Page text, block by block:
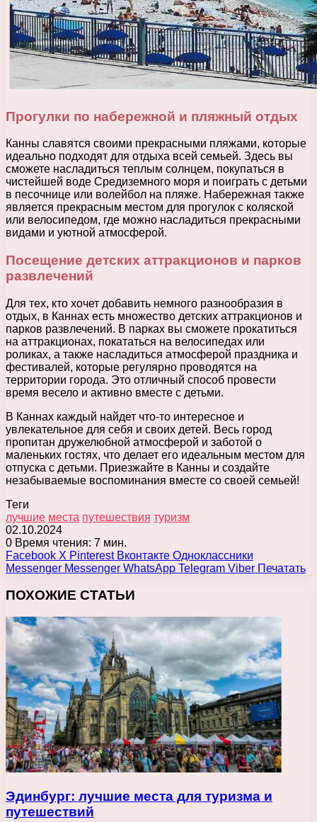
Прогулки по набережной и пляжный отдых
Канны славятся своими прекрасными пляжами, которые
идеально подходят для отдыха всей семьей. Здесь вы
сможете насладиться теплым солнцем, покупаться в
чистейшей воде Средиземного моря и поиграть с детьми
в песочнице или волейбол на пляже. Набережная также
является прекрасным местом для прогулок с коляской
или велосипедом, где можно насладиться прекрасными
видами и уютной атмосферой.
Посещение детских аттракционов и парков
развлечений
Для тех, кто хочет добавить немного разнообразия в
отдых, в Каннах есть множество детских аттракционов и
парков развлечений. В парках вы сможете прокатиться
на аттракционах, покататься на велосипедах или
роликах, а также насладиться атмосферой праздника и
фестивалей, которые регулярно проводятся на
территории города. Это отличный способ провести
время весело и активно вместе с детьми.
В Каннах каждый найдет что-то интересное и
увлекательное для себя и своих детей. Весь город
пропитан дружелюбной атмосферой и заботой о
маленьких гостях, что делает его идеальным местом для
отпуска с детьми. Приезжайте в Канны и создайте
незабываемые воспоминания вместе со своей семьей!
Теги
лучшие места путешествия туризм
02.10.2024
0 Время чтения: 7 мин.
Facebook X Pinterest Вконтакте Одноклассники
Messenger Messenger WhatsApp Telegram Viber Печатать
ПОХОЖИЕ СТАТЬИ
Эдинбург: лучшие места для туризма и
путешествий